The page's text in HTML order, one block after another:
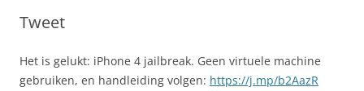
Tweet
Het is gelukt: iPhone 4 jailbreak. Geen virtuele machine
gebruiken, en handleiding volgen: https://j.mp/b2AazR